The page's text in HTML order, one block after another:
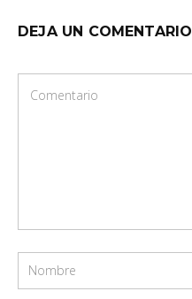
DEJA UN COMENTARIO